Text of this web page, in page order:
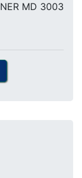
MD 3003